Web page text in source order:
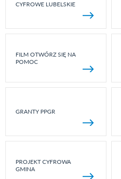
CYFROWE LUBELSKIE
FILM OTWÓRZ SIĘ NA
POMOC
GRANTY PPGR
PROJEKT CYFROWA
GMINA